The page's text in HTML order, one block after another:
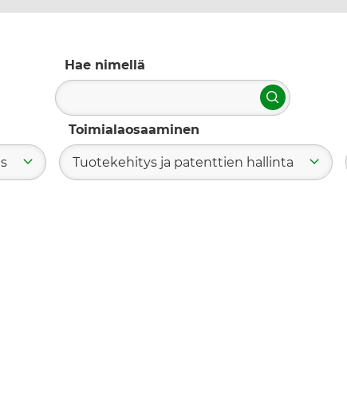
Hae nimellä
Hae
Toimialaosaaminen
Tuotekehitys ja patenttien hallinta